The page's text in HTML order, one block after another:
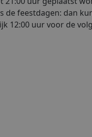
de feestdagen: dan
12:00 uur voor de
CookieScript